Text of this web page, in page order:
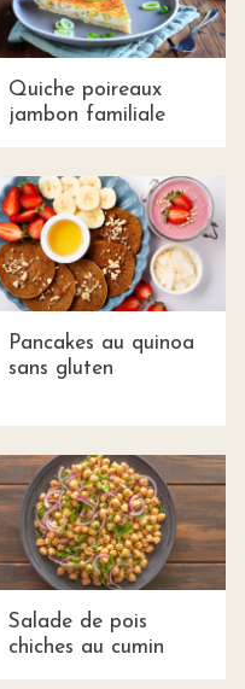
Quiche poireaux
jambon familiale
Pancakes au quinoa
sans gluten
Salade de pois
chiches au cumin